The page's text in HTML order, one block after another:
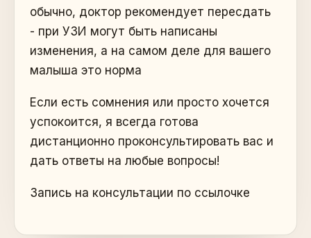
обычно, доктор рекомендует пересдать
- при УЗИ могут быть написаны
изменения, а на самом деле для вашего
малыша это норма
Если есть сомнения или просто хочется
успокоится, я всегда готова
дистанционно проконсультировать вас и
дать ответы на любые вопросы!
Запись на консультации по ссылочке